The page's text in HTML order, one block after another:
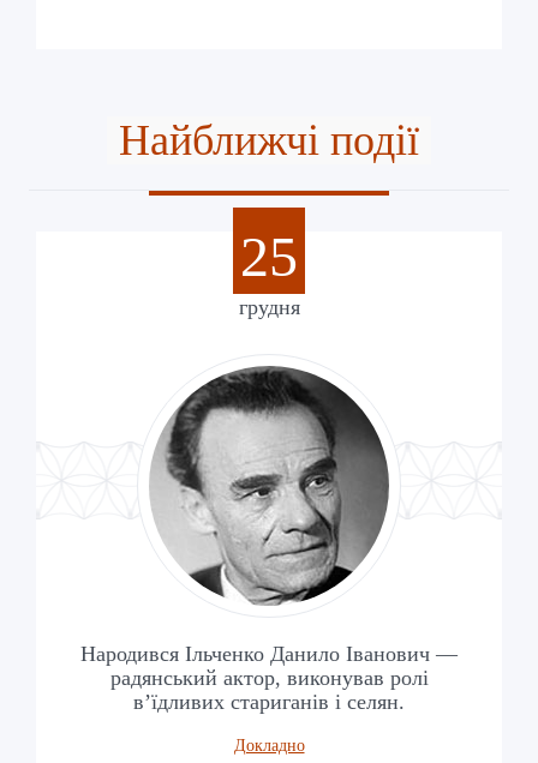
Найближчі події
25
грудня
Народився Ільченко Данило Іванович —
радянський актор, виконував ролі
в’їдливих стариганів і селян.
Докладно